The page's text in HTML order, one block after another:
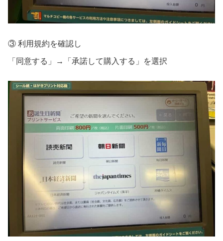
③ 利用規約を確認し
「同意する」→「承諾して購入する」を選択